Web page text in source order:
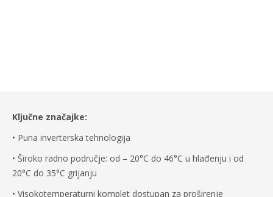
Ključne značajke:
• Puna inverterska tehnologija
• Široko radno područje: od – 20°C do 46°C u hlađenju i od
20°C do 35°C grijanju
• Visokotemperaturni komplet dostupan za proširenje